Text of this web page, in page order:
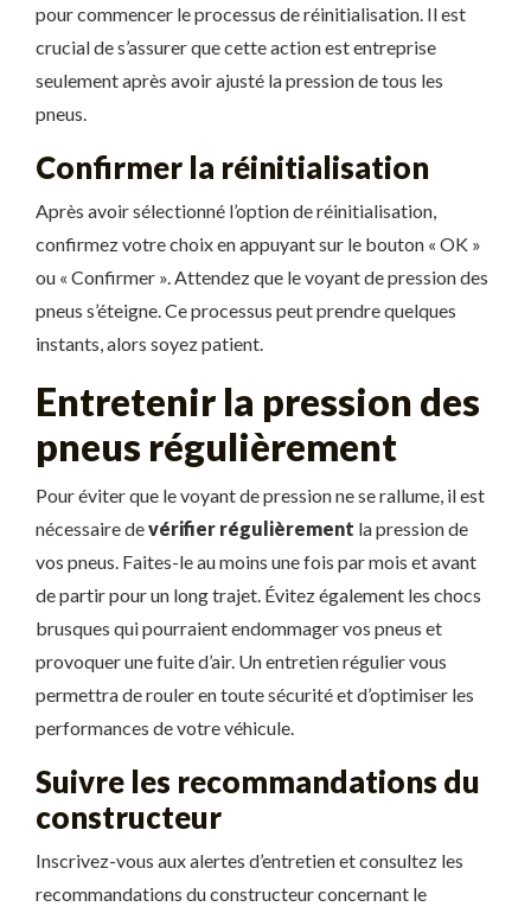
pour commencer le processus de réinitialisation. Il est
crucial de s’assurer que cette action est entreprise
seulement après avoir ajusté la pression de tous les
pneus.
Confirmer la réinitialisation
Après avoir sélectionné l’option de réinitialisation,
confirmez votre choix en appuyant sur le bouton « OK »
ou « Confirmer ». Attendez que le voyant de pression des
pneus s’éteigne. Ce processus peut prendre quelques
instants, alors soyez patient.
Entretenir la pression des
pneus régulièrement
Pour éviter que le voyant de pression ne se rallume, il est
nécessaire devérifier régulièrement la pression de
vos pneus. Faites-le au moins une fois par mois et avant
de partir pour un long trajet. Évitez également les chocs
brusques qui pourraient endommager vos pneus et
provoquer une fuite d’air. Un entretien régulier vous
permettra de rouler en toute sécurité et d’optimiser les
performances de votre véhicule.
Suivre les recommandations du
constructeur
Inscrivez-vous aux alertes d’entretien et consultez les
recommandations du constructeur concernant le